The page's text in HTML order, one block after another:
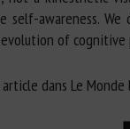
self-awareness.
of cognitive
dans Le